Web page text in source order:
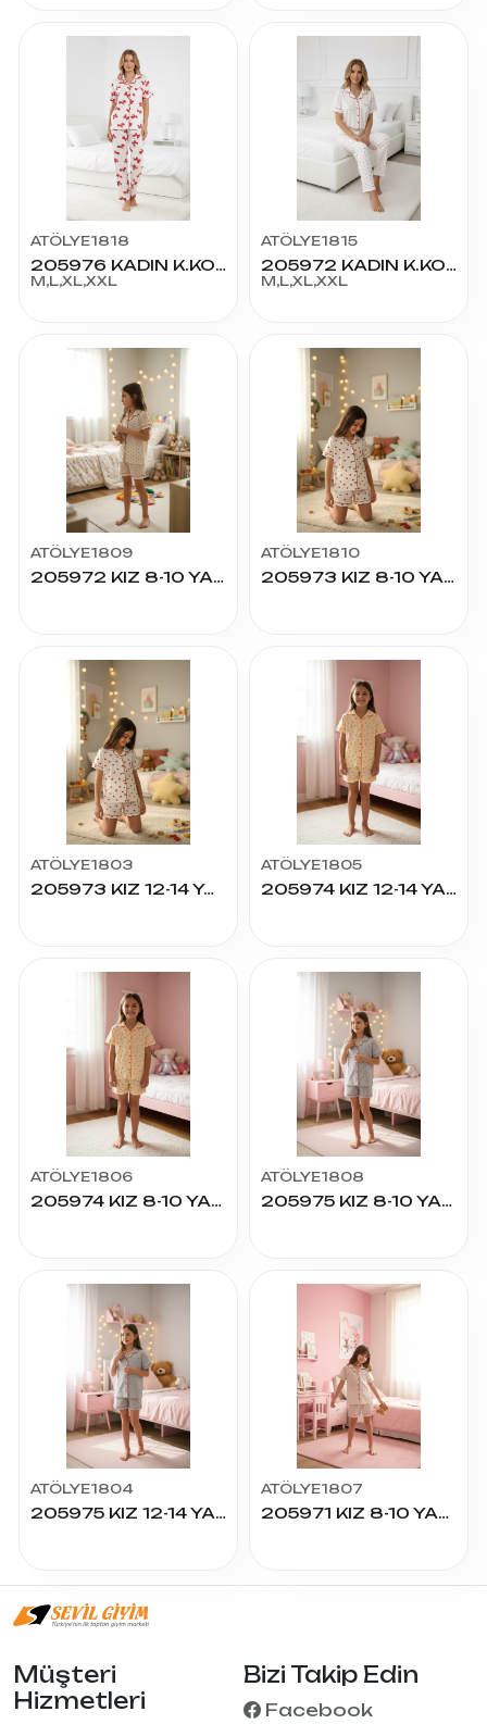
ATÖLYE1818
205976 KADIN K.KOL PİJAMA TAKIM
M,L,XL,XXL
ATÖLYE1815
205972 KADIN K.KOL PİJAMA TAKIM
M,L,XL,XXL
ATÖLYE1809
205972 KIZ 8-10 YAŞ K.KOL ŞORTLU PİJAMA TAKIM
ATÖLYE1810
205973 KIZ 8-10 YAŞ K.KOL ŞORTLU PİJAMA TAKIM
ATÖLYE1803
205973 KIZ 12-14 YAŞ K.KOL ŞORTLU PİJAMA TAKIM
ATÖLYE1805
205974 KIZ 12-14 YAŞ K.KOL ŞORTLU PİJAMA TAKIM
ATÖLYE1806
205974 KIZ 8-10 YAŞ K.KOL ŞORTLU PİJAMA TAKIM
ATÖLYE1808
205975 KIZ 8-10 YAŞ K.KOL ŞORTLU PİJAMA TAKIM
ATÖLYE1804
205975 KIZ 12-14 YAŞ K.KOL ŞORTLU PİJAMA TAKIM
ATÖLYE1807
205971 KIZ 8-10 YAŞ K.KOL ŞORTLU PİJAMA TAKIM
Müşteri
Hizmetleri
Bizi Takip Edin
Facebook